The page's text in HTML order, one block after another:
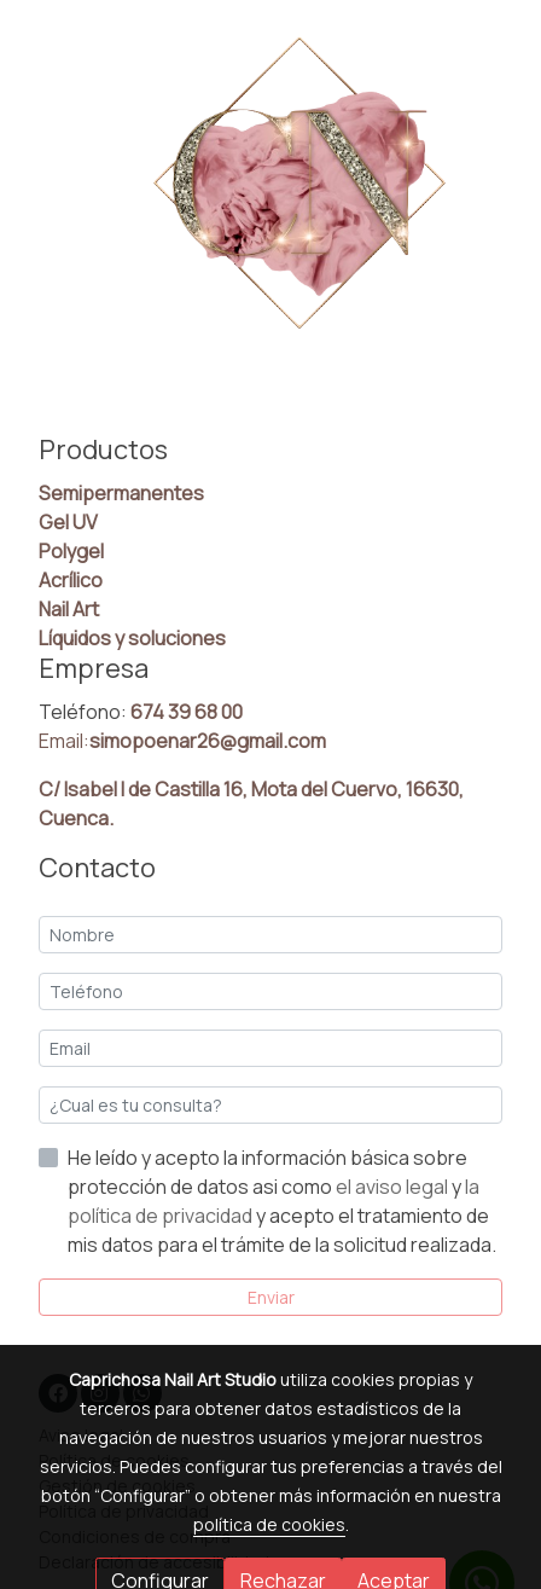
Productos
Semipermanentes
Gel UV
Polygel
Acrílico
Nail Art
Líquidos y soluciones
Empresa
Teléfono: 674 39 68 00
Email:simopoenar26@gmail.com
C/ Isabel I de Castilla 16, Mota del Cuervo, 16630,
Cuenca.
Contacto
He leído y acepto la información básica sobre
protección de datos asi comoel aviso legalyla
política de privacidady acepto el tratamiento de
mis datos para el trámite de la solicitud realizada.
Enviar
Aviso legal
Política de cookies
Gestión de cookies
Política de privacidad
Condiciones de compra
Declaración de accesibilidad
Caprichosa Nail Art Studioutiliza cookies propias y
terceros para obtener datos estadísticos de la
navegación de nuestros usuarios y mejorar nuestros
servicios. Puedes configurar tus preferencias a través del
botón “Configurar” o obtener más información en nuestra
política de cookies.
Configurar Rechazar Aceptar